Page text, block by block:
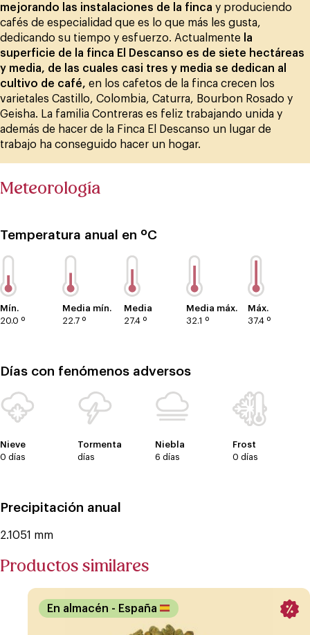
mejorando las instalaciones de la finca y produciendo
cafés de especialidad que es lo que más les gusta,
dedicando su tiempo y esfuerzo. Actualmente
la
superficie de la finca El Descanso es de siete hectáreas
y media, de las cuales casi tres y media se dedican al
cultivo de café, en los cafetos de la finca crecen los
varietales Castillo, Colombia, Caturra, Bourbon Rosado y
Geisha. La familia Contreras es feliz trabajando unida y
además de hacer de la Finca El Descanso un lugar de
trabajo ha conseguido hacer un hogar.
Meteorología
Temperatura anual en ºC
Mín.
20.0 º
Media mín.
22.7 º
Media
27.4 º
Media máx.
32.1 º
Máx.
37.4 º
Días con fenómenos adversos
Nieve
0 días
Tormenta
días
Niebla
6 días
Frost
0 días
Precipitación anual
2.1051 mm
Productos similares
En almacén - España